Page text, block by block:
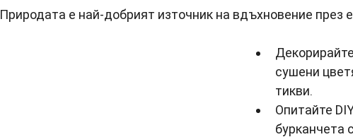
Природата е най-добрият източник на вдъхновение през
сушени
тикви.
Опитайте
бурканчета